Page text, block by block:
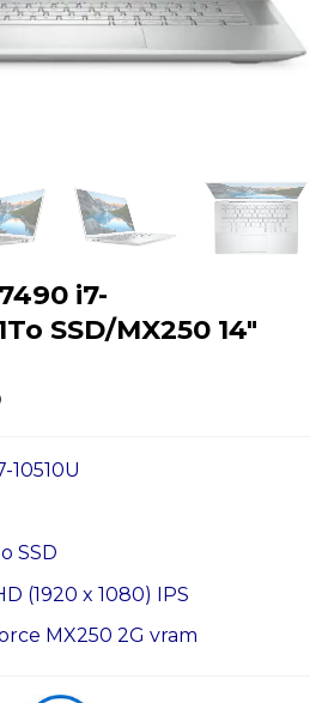
i7-
SSD/MX250 14″
10510U
SSD
(1920 x 1080) IPS
MX250 2G vram